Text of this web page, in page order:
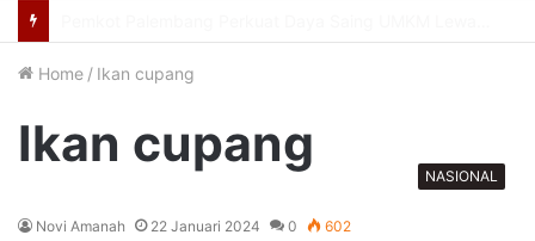
Home / Ikan cupang
Ikan cupang
NASIONAL
Novi Amanah 22 Januari 2024 0 602